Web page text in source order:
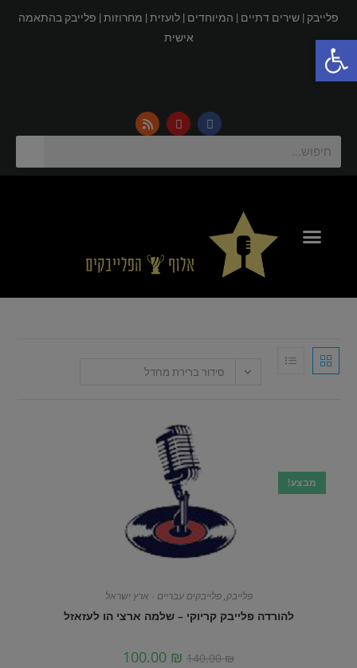
פתח סרגל נגישות
פלייבק | שירים דתיים | המיוחדים | לועזית | מחרוזות | פלייבק בהתאמה
אישית
סידור ברירת מחדל
מבצע!
פלייבק,פלייבקים עבריים - ארץ ישראל
להורדה פלייבק קריוקי – שלמה ארצי הו לעזאזל
140.00₪
100.00 ₪